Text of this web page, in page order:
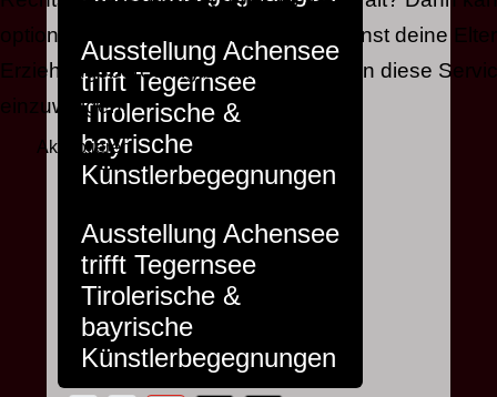
Ausstellung Achensee
trifft Tegernsee
Tirolerische &
bayrische
Künstlerbegegnungen
Ausstellung Achensee
trifft Tegernsee
Tirolerische &
bayrische
Künstlerbegegnungen
optionale Services einwilligen. Du kannst deine
Erziehungsberechtigten bitten, mit dir in diese
einzuwilligen.
Akzeptieren